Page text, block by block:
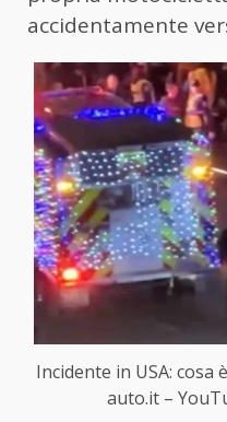
accidentamente
Incidente in USA: cosa
auto.it –